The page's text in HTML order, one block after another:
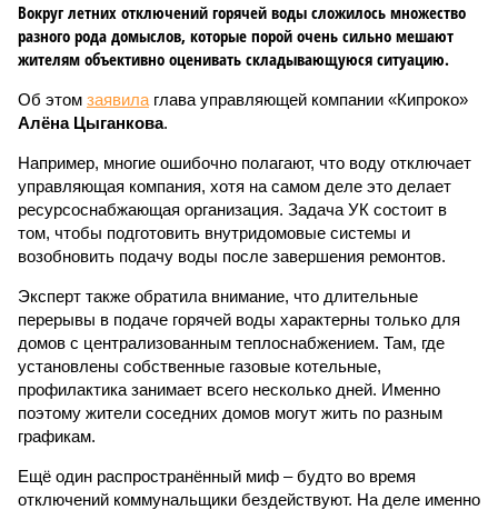
Вокруг летних отключений горячей воды сложилось множество
разного рода домыслов, которые порой очень сильно мешают
жителям объективно оценивать складывающуюся ситуацию.
Об этом заявила глава управляющей компании «Кипроко»
Алёна Цыганкова.
Например, многие ошибочно полагают, что воду отключает
управляющая компания, хотя на самом деле это делает
ресурсоснабжающая организация. Задача УК состоит в
том, чтобы подготовить внутридомовые системы и
возобновить подачу воды после завершения ремонтов.
Эксперт также обратила внимание, что длительные
перерывы в подаче горячей воды характерны только для
домов с централизованным теплоснабжением. Там, где
установлены собственные газовые котельные,
профилактика занимает всего несколько дней. Именно
поэтому жители соседних домов могут жить по разным
графикам.
Ещё один распространённый миф – будто во время
отключений коммунальщики бездействуют. На деле именно